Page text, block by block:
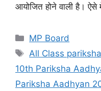
आयोजित होने वाली है।
Categories
MP Board
Tags
All Class
10th Pariksha
Pariksha Aadhyan